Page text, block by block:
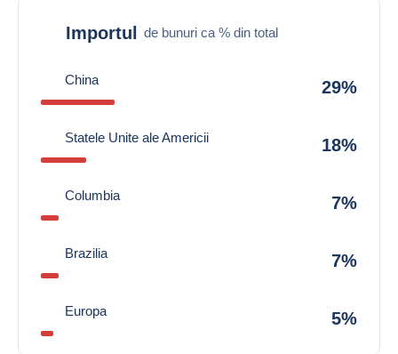
Importul de bunuri ca % din total
China 29%
Statele Unite ale Americii 18%
Columbia 7%
Brazilia 7%
Europa 5%